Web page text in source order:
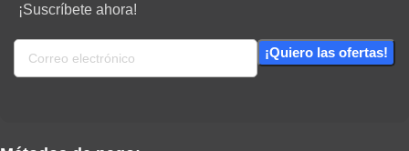
¡Suscríbete ahora!